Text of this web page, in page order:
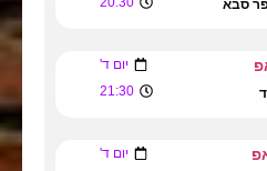
סבא
יום ד'
21:30
יום ד'